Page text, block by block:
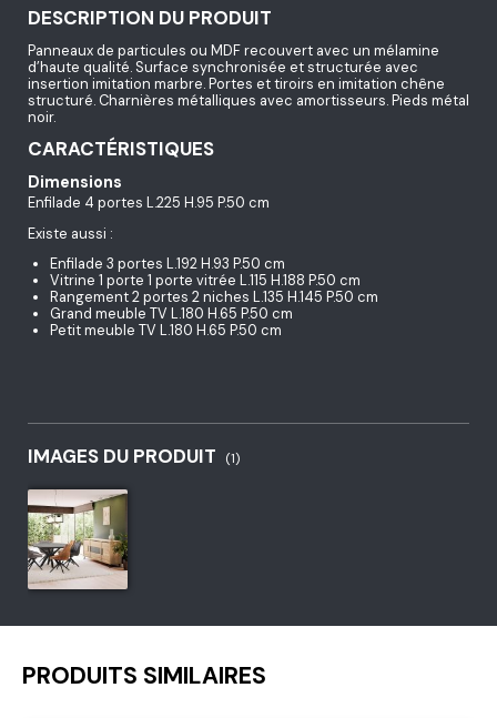
DESCRIPTION DU PRODUIT
Panneaux de particules ou MDF recouvert avec un mélamine
d’haute qualité. Surface synchronisée et structurée avec
insertion imitation marbre. Portes et tiroirs en imitation chêne
structuré. Charnières métalliques avec amortisseurs. Pieds métal
noir.
CARACTÉRISTIQUES
Dimensions
Enfilade 4 portes L.225 H.95 P.50 cm
Existe aussi :
Enfilade 3 portes L.192 H.93 P.50 cm
Vitrine 1 porte 1 porte vitrée L.115 H.188 P.50 cm
Rangement 2 portes 2 niches L.135 H.145 P.50 cm
Grand meuble TV L.180 H.65 P.50 cm
Petit meuble TV L.180 H.65 P.50 cm
IMAGES DU PRODUIT (1)
PRODUITS SIMILAIRES